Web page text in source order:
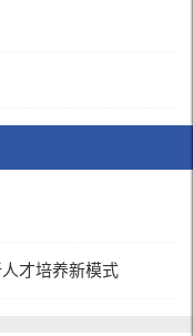
才培养新模式